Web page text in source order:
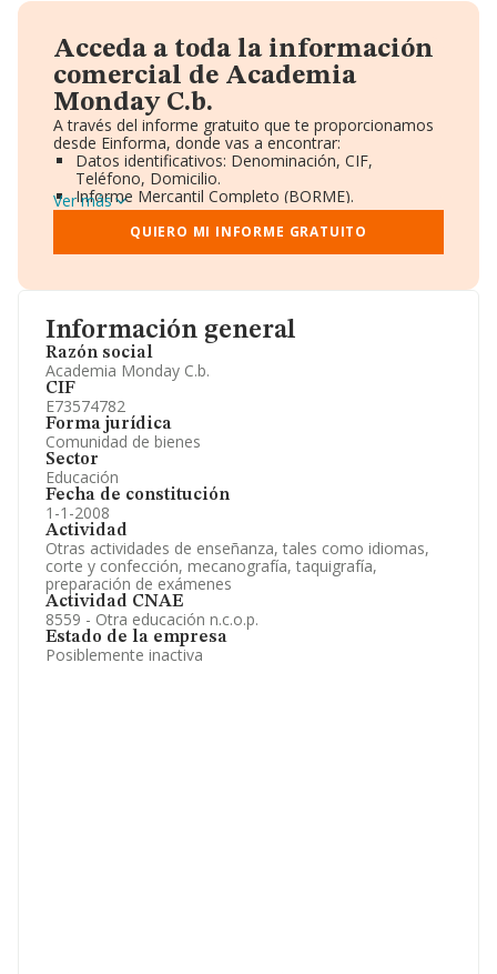
Información general
Razón social
Academia Monday C.b.
CIF
E73574782
Forma jurídica
Comunidad de bienes
Sector
Educación
Fecha de constitución
1-1-2008
Actividad
Otras actividades de enseñanza, tales como idiomas,
corte y confección, mecanografía, taquigrafía,
preparación de exámenes
Actividad CNAE
8559 - Otra educación n.c.o.p.
Estado de la empresa
Posiblemente inactiva
Acceda a toda la información
comercial de Academia
Monday C.b.
A través del informe gratuito que te proporcionamos
desde Einforma, donde vas a encontrar:
Datos identificativos: Denominación, CIF,
Teléfono, Domicilio.
Informe Mercantil Completo (BORME).
Gráficos de Evolución Ventas y Empleados.
Consejo de Administración y Administradores.
Directivos y Ejecutivos.
Información oficial y registral complementaria.
Ver más
QUIERO MI INFORME GRATUITO